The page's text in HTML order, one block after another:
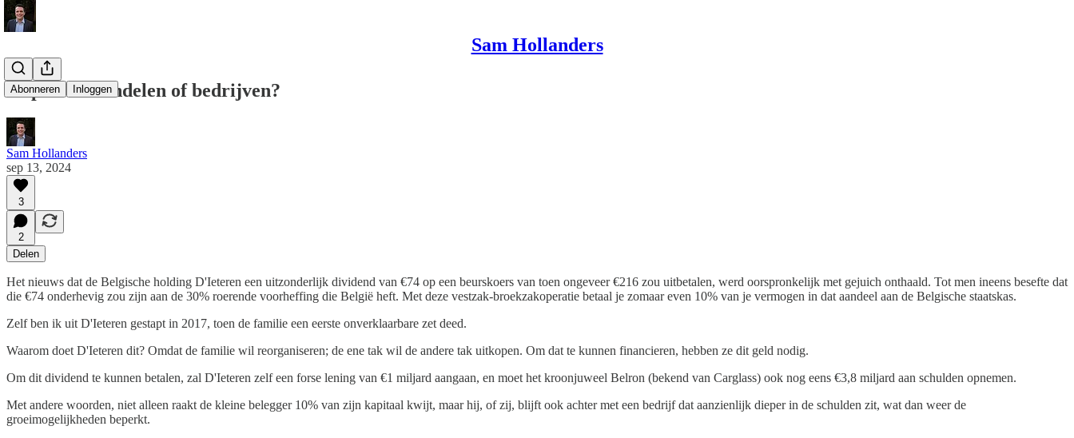
Sam Hollanders
Abonneren Inloggen
Kopen we aandelen of bedrijven?
Sam Hollanders
sep 13, 2024
3
2
Delen
Het nieuws dat de Belgische holding D'Ieteren een uitzonderlijk dividend van €74 op een beurskoers van toen ongeveer €216 zou uitbetalen, werd oorspronkelijk met gejuich onthaald. Tot men ineens besefte dat
die €74 onderhevig zou zijn aan de 30% roerende voorheffing die België heft. Met deze vestzak-broekzakoperatie betaal je zomaar even 10% van je vermogen in dat aandeel aan de Belgische staatskas.
Zelf ben ik uit D'Ieteren gestapt in 2017, toen de familie een eerste onverklaarbare zet deed.
Waarom doet D'Ieteren dit? Omdat de familie wil reorganiseren; de ene tak wil de andere tak uitkopen. Om dat te kunnen financieren, hebben ze dit geld nodig.
Om dit dividend te kunnen betalen, zal D'Ieteren zelf een forse lening van €1 miljard aangaan, en moet het kroonjuweel Belron (bekend van Carglass) ook nog eens €3,8 miljard aan schulden opnemen.
Met andere woorden, niet alleen raakt de kleine belegger 10% van zijn kapitaal kwijt, maar hij, of zij, blijft ook achter met een bedrijf dat aanzienlijk dieper in de schulden zit, wat dan weer de
groeimogelijkheden beperkt.